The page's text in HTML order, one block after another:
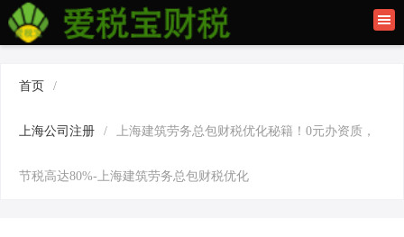
首页
首页 /
上海公司注册 / 上海建筑劳务总包财税优化秘籍！0元办资质，
节税高达80%-上海建筑劳务总包财税优化